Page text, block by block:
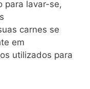
para lavar-se,
carnes se
em
utilizados para